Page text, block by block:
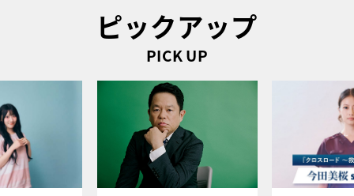
ピックアップ
PICK UP